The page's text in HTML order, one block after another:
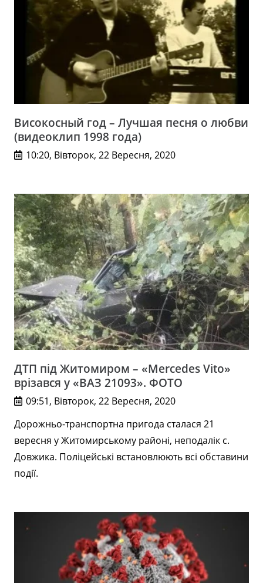
Високосный год – Лучшая песня о любви
(видеоклип 1998 года)
10:20, Вівторок, 22 Вересня, 2020
ДТП під Житомиром – «Mercedes Vito»
врізався у «ВАЗ 21093». ФОТО
09:51, Вівторок, 22 Вересня, 2020
Дорожньо-транспортна пригода сталася 21
вересня у Житомирському районі, неподалік с.
Довжика. Поліцейські встановлюють всі обставини
події.